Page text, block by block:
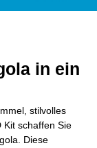
in ein
stilvolles
Kit schaffen Sie
Diese